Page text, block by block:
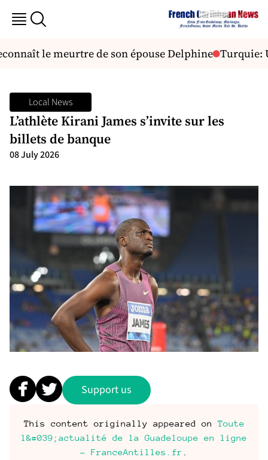
le meurtre de son épouse Delphine Turquie:
Local News
L’athlète Kirani James s’invite sur les
billets de banque
08 July 2026
Support us
This content originally appeared on Toute
l&#039;actualité de la Guadeloupe en ligne
- FranceAntilles.fr